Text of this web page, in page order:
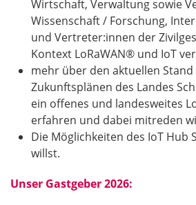
Wirtschaft, Verwaltung sowie
Wissenschaft / Forschung,
und Vertreter:innen der
Kontext LoRaWAN® und IoT
mehr über den aktuellen Stand
Zukunftsplänen des Landes
ein offenes und landesweites
erfahren und dabei mitreden
Die Möglichkeiten des IoT Hub
willst.
Unser Gastgeber 2026: